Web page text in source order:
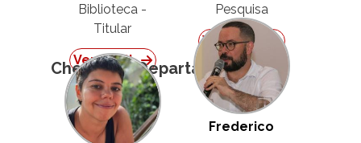
Biblioteca -
Titular
Ver Perfil
Pesquisa
Ver Perfil
Chefes de Departamento
Frederico